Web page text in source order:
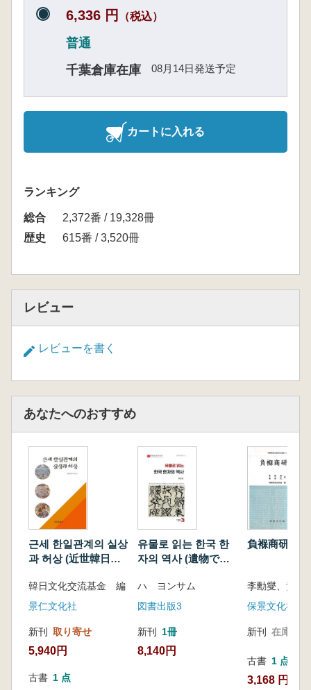
6,336 円 （税込）
普通
千葉倉庫在庫
08月14日発送予定
カートに入れる
ランキング
総合
2,372番 / 19,328冊
歴史
615番 / 3,520冊
レビュー
レビューを書く
あなたへのおすすめ
근세 한일관계의 실상
과 허상 (近世韓日関
韓日文化交流基金 編
景仁文化社
新刊 取り寄せ
5,940円
古書 1 点
유물로 읽는 한국 한
자의 역사 (遺物で読
ハ ヨンサム
図書出版3
新刊 1冊
8,140円
負褓商研究
保景文化社
新刊 在庫なし
古書 1 点
3,168 円